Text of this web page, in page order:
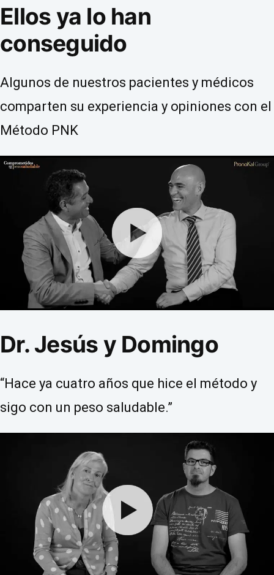
Ellos ya lo han
conseguido
Algunos de nuestros pacientes y médicos
comparten su experiencia y opiniones con el
Método PNK
Dr. Jesús y Domingo
“Hace ya cuatro años que hice el método y
sigo con un peso saludable.”